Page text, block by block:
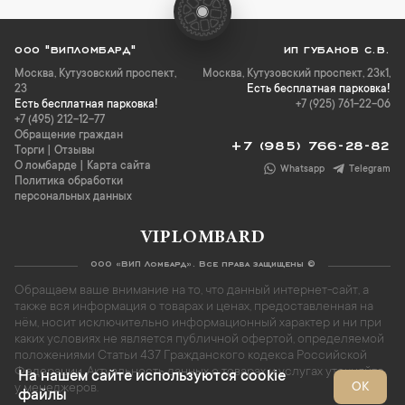
ООО "ВИПЛОМБАРД"
Москва, Кутузовский проспект,
23
Есть бесплатная парковка!
+7 (495) 212-12-77
Обращение граждан
Торги
Отзывы
О ломбарде
Карта сайта
Политика обработки
персональных данных
ИП ГУБАНОВ С.В.
Москва, Кутузовский проспект, 23к1,
Есть бесплатная парковка!
+7 (925) 761-22-06
+7 (985) 766-28-82
Whatsapp Telegram
VIPLOMBARD
ООО «ВИП Ломбард». Все права защищены ©
Обращаем ваше внимание на то, что данный интернет-сайт, а
также вся информация о товарах и ценах, предоставленная на
нём, носит исключительно информационный характер и ни при
каких условиях не является публичной офертой, определяемой
положениями Статьи 437 Гражданского кодекса Российской
Федерации. Актуальность данных о товарах и услугах уточняйте
у менеджеров.
На нашем сайте используются cookie
файлы
ОК